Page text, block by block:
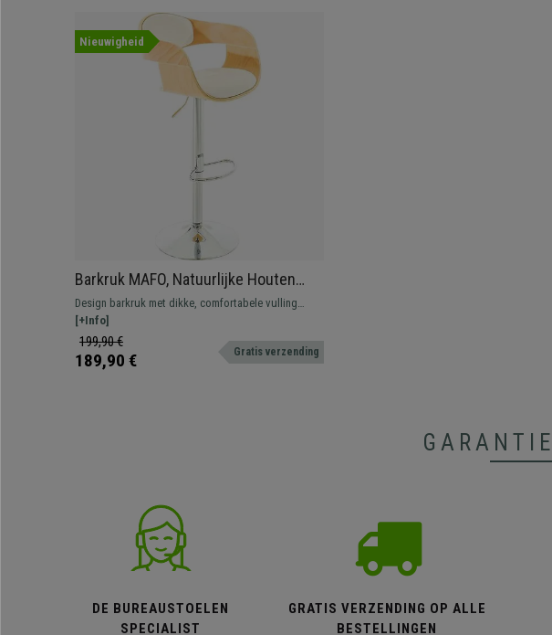
Nieuwigheid
Barkruk MAFO, Natuurlijke Houten
Frame, met Wit Leder
Design barkruk met dikke, comfortabele vulling
bekleed met hoogwaardig synthetisch leder.
[+Info]
199,90 €
189,90 € Gratis verzending
GARANTIE
DE BUREAUSTOELEN
SPECIALIST
GRATIS VERZENDING OP ALLE
BESTELLINGEN